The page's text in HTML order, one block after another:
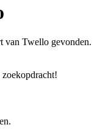
van Twello gevonden.
zoekopdracht!